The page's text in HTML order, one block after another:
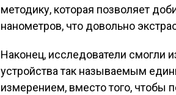
методику, которая позволяет
нанометров, что довольно
Наконец, исследователи смогли
устройства так называемым
измерением, вместо того, чтобы